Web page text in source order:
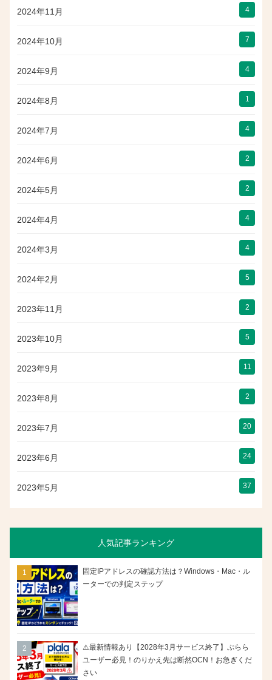
2024年11月 4
2024年10月 7
2024年9月 4
2024年8月 1
2024年7月 4
2024年6月 2
2024年5月 2
2024年4月 4
2024年3月 4
2024年2月 5
2023年11月 2
2023年10月 5
2023年9月 11
2023年8月 2
2023年7月 20
2023年6月 24
2023年5月 37
人気記事ランキング
固定IPアドレスの確認方法は？Windows・Mac・ル
ーターでの判定ステップ
⚠️最新情報あり【2028年3月サービス終了】ぷらら
ユーザー必見！のりかえ先は断然OCN！お急ぎくだ
さい